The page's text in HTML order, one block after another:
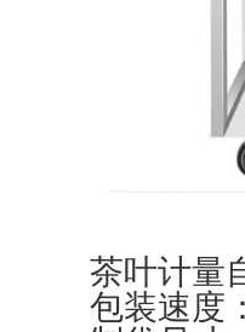
茶叶计量
包装速度